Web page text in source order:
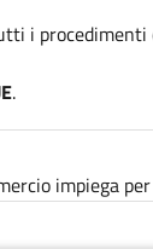
i procedimenti
.
impiega